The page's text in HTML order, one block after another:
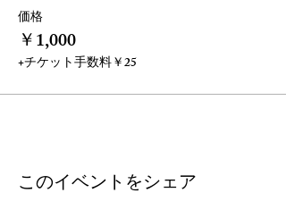
価格
￥1,000
+チケット手数料￥25
このイベントをシェア